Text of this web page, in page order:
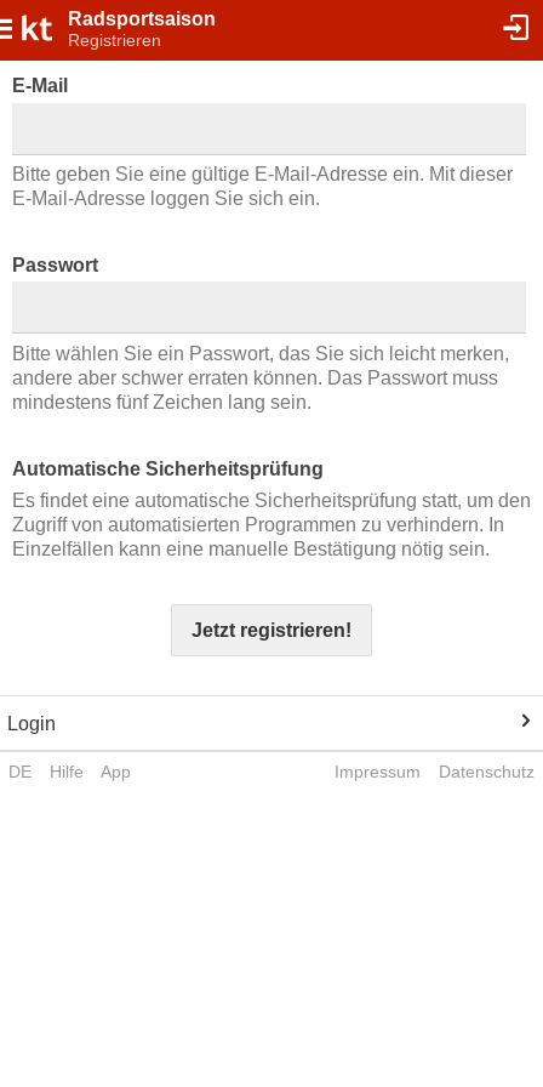
Radsportsaison
Registrieren
E-Mail
Bitte geben Sie eine gültige E-Mail-Adresse ein. Mit dieser
E-Mail-Adresse loggen Sie sich ein.
Passwort
Bitte wählen Sie ein Passwort, das Sie sich leicht merken,
andere aber schwer erraten können. Das Passwort muss
mindestens fünf Zeichen lang sein.
Automatische Sicherheitsprüfung
Es findet eine automatische Sicherheitsprüfung statt, um den
Zugriff von automatisierten Programmen zu verhindern. In
Einzelfällen kann eine manuelle Bestätigung nötig sein.
Jetzt registrieren!
Login
DE Hilfe App Impressum Datenschutz